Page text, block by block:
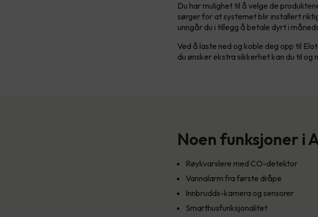
Du har mulighet til å velge de
sørger for at systemet blir installert
unngår du i tillegg å betale dyrt i
Ved å laste ned og koble deg opp til
du ønsker ekstra sikkerhet kan du til
Noen funksjoner i
Røykvarslere med CO-detektor
Vannalarm fra første dråpe
Innbrudds-kamera og sensorer
Smarthusfunksjonalitet